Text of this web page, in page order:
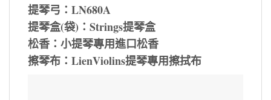
提琴弓：LN680A
提琴盒(袋)：Strings提琴盒
松香：小提琴專用進口松香
擦琴布：LienViolins提琴專用擦拭布